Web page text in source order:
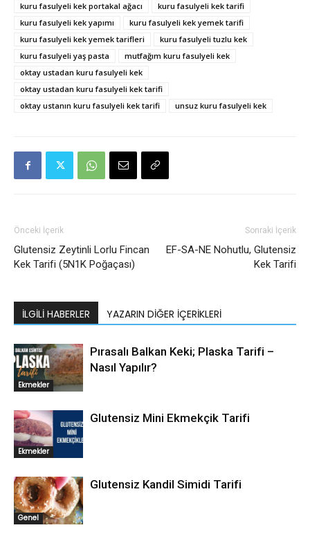
kuru fasulyeli kek portakal ağacı
kuru fasulyeli kek tarifi
kuru fasulyeli kek yapımı
kuru fasulyeli kek yemek tarifi
kuru fasulyeli kek yemek tarifleri
kuru fasulyeli tuzlu kek
kuru fasulyeli yaş pasta
mutfağım kuru fasulyeli kek
oktay ustadan kuru fasulyeli kek
oktay ustadan kuru fasulyeli kek tarifi
oktay ustanın kuru fasulyeli kek tarifi
unsuz kuru fasulyeli kek
Önceki İçerik
Glutensiz Zeytinli Lorlu Fincan
Kek Tarifi (5N1K Poğaçası)
Sonraki İçerik
EF-SA-NE Nohutlu, Glutensiz
Kek Tarifi
İLGILI HABERLER YAZARIN DIĞER İÇERIKLERI
Ekmekler
Pırasalı Balkan Keki; Plaska Tarifi –
Nasıl Yapılır?
Ekmekler
Glutensiz Mini Ekmekçik Tarifi
Genel
Glutensiz Kandil Simidi Tarifi